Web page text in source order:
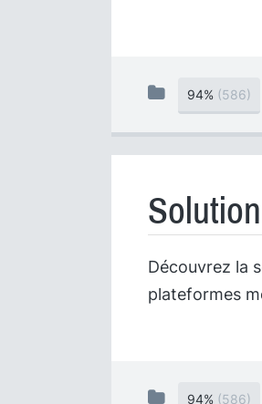
94% (586)
Découvrez la
plateformes
94% (586)